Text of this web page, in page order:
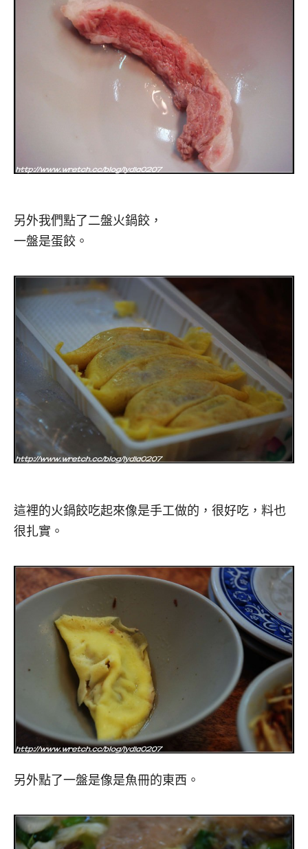
另外我們點了二盤火鍋餃，
一盤是蛋餃。
這裡的火鍋餃吃起來像是手工做的，很好吃，料也
很扎實。
另外點了一盤是像是魚冊的東西。